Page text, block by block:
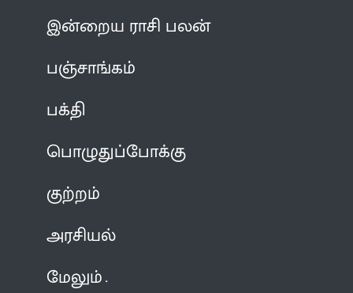
இன்றைய ராசி பலன்
பஞ்சாங்கம்
பக்தி
பொழுதுப்போக்கு
குற்றம்
அரசியல்
மேலும்